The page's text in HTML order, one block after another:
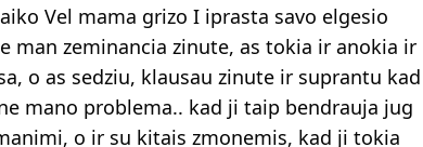
Vel mama grizo I iprasta savo elgesio
man zeminancia zinute, as tokia ir anokia ir
o as sedziu, klausau zinute ir suprantu kad
mano problema.. kad ji taip bendrauja jug
o ir su kitais zmonemis, kad ji tokia